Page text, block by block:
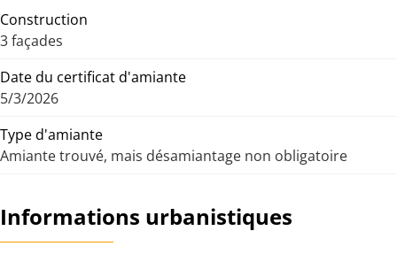
Construction
3 façades
Date du certificat d'amiante
5/3/2026
Type d'amiante
Amiante trouvé, mais désamiantage non obligatoire
Informations urbanistiques